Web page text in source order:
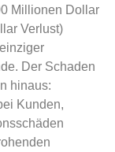
Millionen Dollar
Verlust)
Der Schaden
hinaus:
Kunden,